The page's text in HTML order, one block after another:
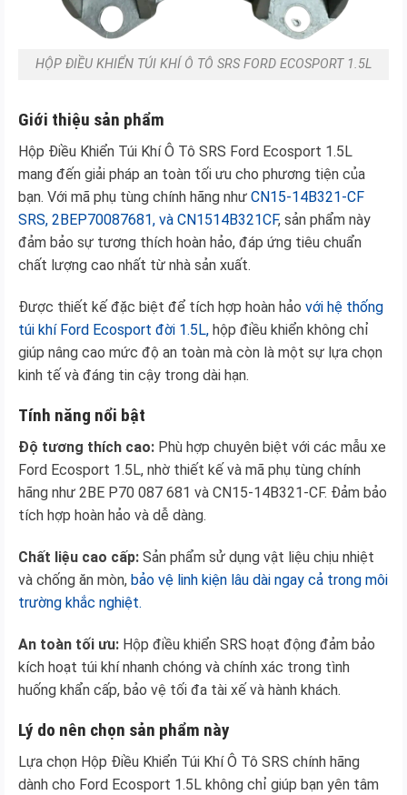
HỘP ĐIỀU KHIỂN TÚI KHÍ Ô TÔ SRS FORD ECOSPORT 1.5L
Giới thiệu sản phẩm
Hộp Điều Khiển Túi Khí Ô Tô SRS Ford Ecosport 1.5L
mang đến giải pháp an toàn tối ưu cho phương tiện của
bạn. Với mã phụ tùng chính hãng như CN15-14B321-CF
SRS, 2BEP70087681, và CN1514B321CF, sản phẩm này
đảm bảo sự tương thích hoàn hảo, đáp ứng tiêu chuẩn
chất lượng cao nhất từ nhà sản xuất.
Được thiết kế đặc biệt để tích hợp hoàn hảo với hệ thống
túi khí Ford Ecosport đời 1.5L, hộp điều khiển không chỉ
giúp nâng cao mức độ an toàn mà còn là một sự lựa chọn
kinh tế và đáng tin cậy trong dài hạn.
Tính năng nổi bật
Độ tương thích cao: Phù hợp chuyên biệt với các mẫu xe
Ford Ecosport 1.5L, nhờ thiết kế và mã phụ tùng chính
hãng như 2BE P70 087 681 và CN15-14B321-CF. Đảm bảo
tích hợp hoàn hảo và dễ dàng.
Chất liệu cao cấp: Sản phẩm sử dụng vật liệu chịu nhiệt
và chống ăn mòn, bảo vệ linh kiện lâu dài ngay cả trong môi
trường khắc nghiệt.
An toàn tối ưu: Hộp điều khiển SRS hoạt động đảm bảo
kích hoạt túi khí nhanh chóng và chính xác trong tình
huống khẩn cấp, bảo vệ tối đa tài xế và hành khách.
Lý do nên chọn sản phẩm này
Lựa chọn Hộp Điều Khiển Túi Khí Ô Tô SRS chính hãng
dành cho Ford Ecosport 1.5L không chỉ giúp bạn yên tâm